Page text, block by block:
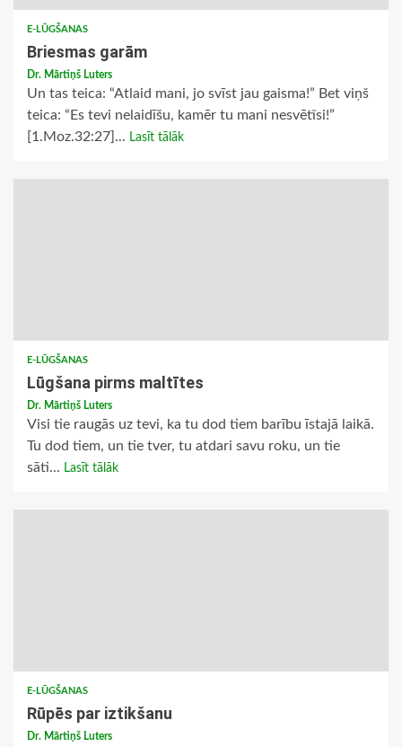
E-LŪGŠANAS
Briesmas garām
Dr. Mārtiņš Luters
Un tas teica: “Atlaid mani, jo svīst jau gaisma!” Bet viņš
teica: “Es tevi nelaidīšu, kamēr tu mani nesvētīsi!”
[1.Moz.32:27]... Lasīt tālāk
E-LŪGŠANAS
Lūgšana pirms maltītes
Dr. Mārtiņš Luters
Visi tie raugās uz tevi, ka tu dod tiem barību īstajā laikā.
Tu dod tiem, un tie tver, tu atdari savu roku, un tie
sāti... Lasīt tālāk
E-LŪGŠANAS
Rūpēs par iztikšanu
Dr. Mārtiņš Luters